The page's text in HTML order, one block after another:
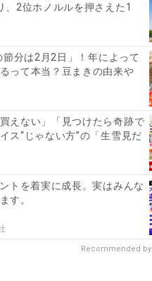
、2位ホノルルを押さえた1
節分は2月2日」！年によって
って本当？豆まきの由来や
買えない」「見つけたら奇跡で
ス“じゃない方”の「生雪見だ
トを着実に成長。実はみんな
す。
Recommended by